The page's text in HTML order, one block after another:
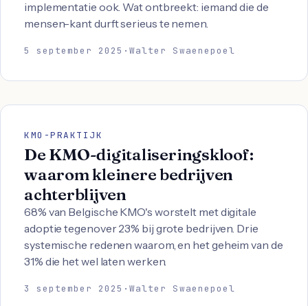
implementatie ook. Wat ontbreekt: iemand die de
mensen-kant durft serieus te nemen.
5 september 2025 ·Walter Swaenepoel
KMO-PRAKTIJK
De KMO-digitaliseringskloof:
waarom kleinere bedrijven
achterblijven
68% van Belgische KMO's worstelt met digitale
adoptie tegenover 23% bij grote bedrijven. Drie
systemische redenen waarom, en het geheim van de
31% die het wel laten werken.
3 september 2025 ·Walter Swaenepoel